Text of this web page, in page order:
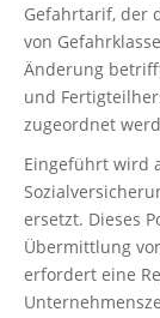
Gefahrtarif, der
von
Änderung
und
zugeordnet
Eingeführt wird
ersetzt. Dieses
Übermittlung
erfordert eine